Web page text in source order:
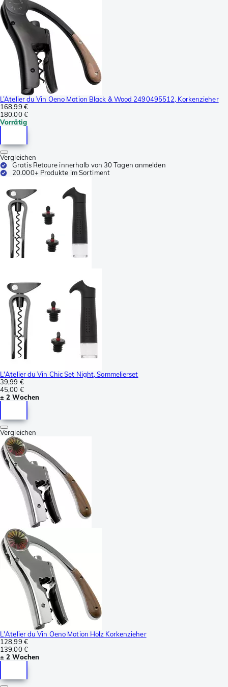
L’Atelier du Vin Oeno Motion Black & Wood 2490495512, Korkenzieher
168,99 €
180,00 €
Vorrätig
Vergleichen
Gratis Retoure innerhalb von 30 Tagen anmelden
20.000+ Produkte im Sortiment
L'Atelier du Vin Chic Set Night, Sommelierset
39,99 €
45,00 €
± 2 Wochen
Vergleichen
L'Atelier du Vin Oeno Motion Holz Korkenzieher
128,99 €
139,00 €
± 2 Wochen